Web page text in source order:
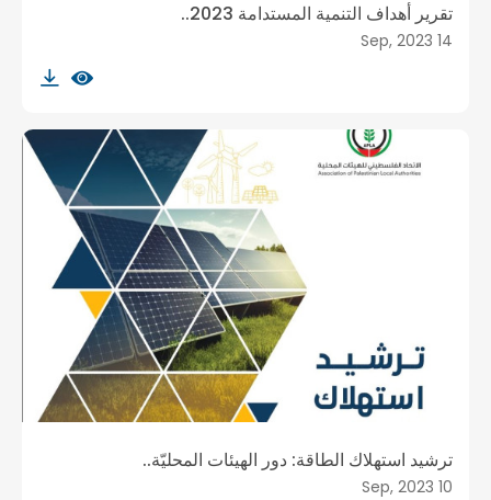
تقرير أهداف التنمية المستدامة 2023..
14 Sep, 2023
ترشيد استهلاك الطاقة: دور الهيئات المحليّة..
10 Sep, 2023